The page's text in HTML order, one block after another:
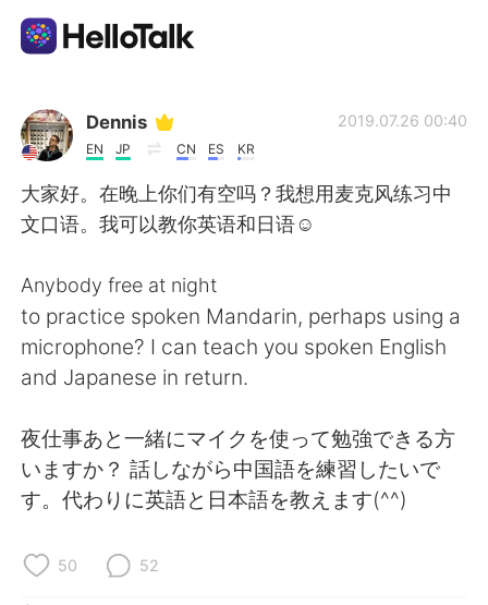
Language Exchange App
AI Grammar Checker
English
简体中文 繁體中文
Español العربية
Français Deutsch
日本語 한국어
Dennis
EN JP CN ES KR
2019.07.26 00:40
大家好。在晚上你们有空吗？我想用麦克风练习中
文口语。我可以教你英语和日语☺
Anybody free at night
to practice spoken Mandarin, perhaps using a
microphone? I can teach you spoken English
and Japanese in return.
夜仕事あと一緒にマイクを使って勉強できる方
いますか？ 話しながら中国語を練習したいで
す。代わりに英語と日本語を教えます(^^)
50 52